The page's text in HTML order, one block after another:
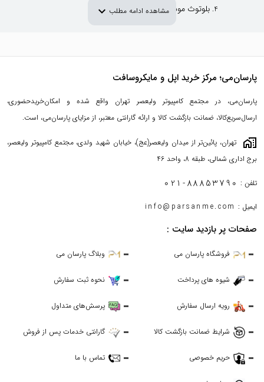
بلوتوث موس
پرفروش ترین موس سرفیس
ارگونومی ترین موس سرفیس
قیمت خرید موس سرفیس
موس سرفیس: انواع مدل‌ها و ویژگی‌های آن‌ها
precision Mouse Surface
مشاهده ادامه مطلب expand_more
پارسان‌می؛ مرکز خرید اپل و مایکروسافت
پارسان‌می، در مجتمع کامپیوتر ولیعصر تهران واقع شده و امکان‌خریدحضوری،
ارسال‌سریع‌کالا، ضمانت بازگشت کالا و ارائه گارانتی معتبر، از مزایای پارسان‌می، است.
maps_home_work
تهران، پائین‌تر از میدان ولیعصر(عج)، خیابان شهید ولدی، مجتمع کامپیوتر ولیعصر،
برج اداری شمالی، طبقه 8، واحد 46
تلفن : 021-88853790
ایمیل : info@parsanme.com
صفحات پر بازدید سایت :
فروشگاه پارسان می وبلاگ پارسان می
شیوه های پرداخت نحوه ثبت سفارش
رویه ارسال سفارش پرسش‌های متداول
شرایط ضمانت بازگشت کالا گارانتی خدمات پس از فروش
حریم خصوصی تماس با ما